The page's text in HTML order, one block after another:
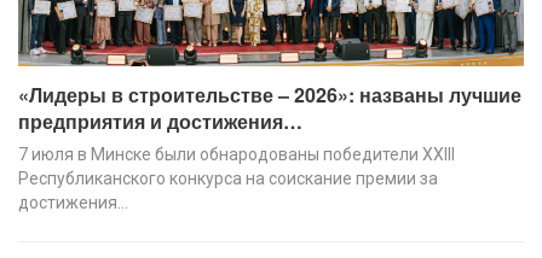
«Лидеры в строительстве – 2026»: названы лучшие
предприятия и достижения…
7 июля в Минске были обнародованы победители XХIII
Республиканского конкурса на соискание премии за
достижения…